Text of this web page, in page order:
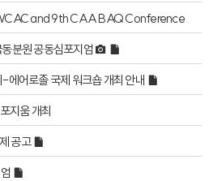
and 9th CAA BAQ Conference
분원 공동심포지엄
어로졸 국제 워크숍 개최 안내
지움 개최
공고